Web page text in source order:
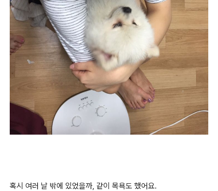
혹시 여러 날 밖에 있었을까, 같이 목욕도 했어요.